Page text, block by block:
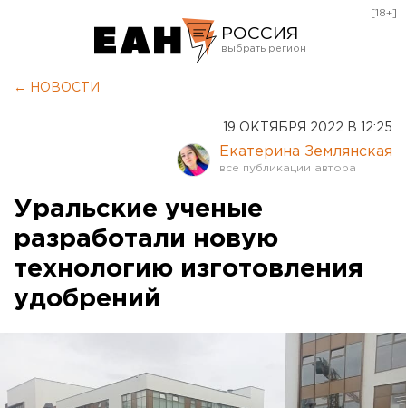
РОССИЯ
Оренбург
[18+]
← НОВОСТИ
19 ОКТЯБРЯ 2022 В 12:25
Екатерина Землянская
Уральские ученые
разработали новую
технологию изготовления
удобрений